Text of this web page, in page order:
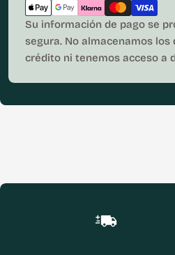
de
pago
Su información de pago se
segura. No almacenamos
crédito ni tenemos acceso a